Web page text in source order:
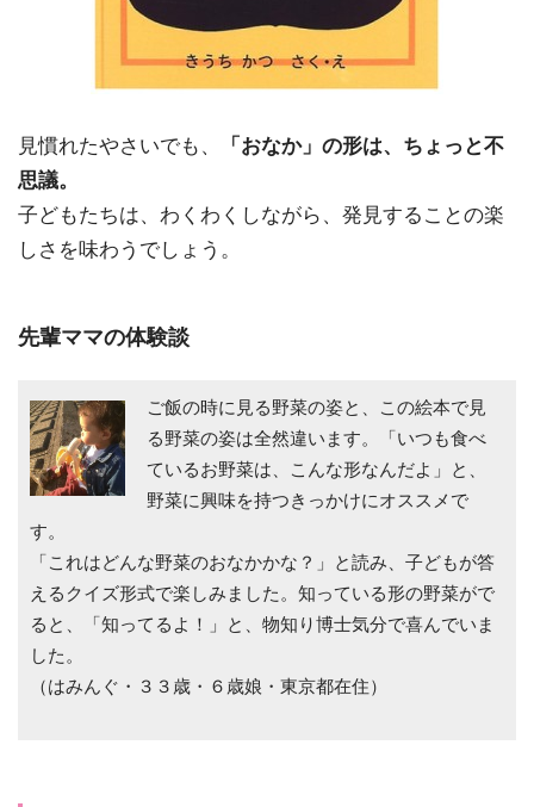
見慣れたやさいでも、
「おなか」の形は、ちょっと不
思議。
子どもたちは、わくわくしながら、発見することの楽
しさを味わうでしょう。
先輩ママの体験談
ご飯の時に見る野菜の姿と、この絵本で見
る野菜の姿は全然違います。「いつも食べ
ているお野菜は、こんな形なんだよ」と、
野菜に興味を持つきっかけにオススメで
す。
「これはどんな野菜のおなかかな？」と読み、子どもが答
えるクイズ形式で楽しみました。知っている形の野菜がで
ると、「知ってるよ！」と、物知り博士気分で喜んでいま
した。
（はみんぐ・３３歳・６歳娘・東京都在住）